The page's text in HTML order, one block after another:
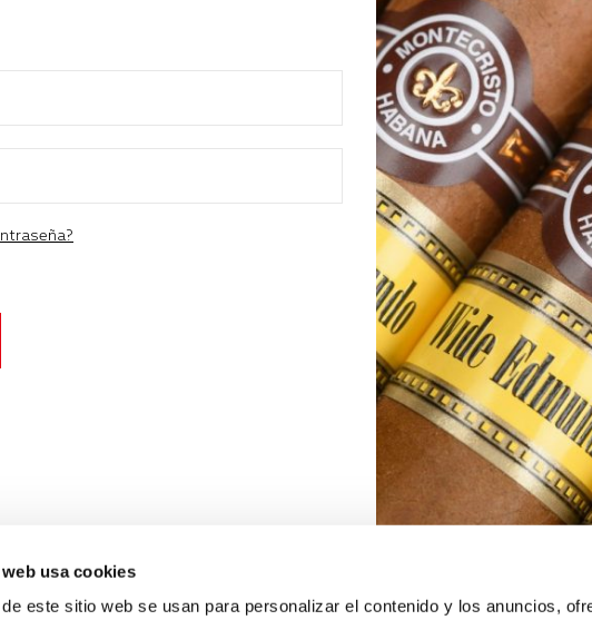
usa cookies
este sitio web se usan para personalizar el contenido y los anuncios,